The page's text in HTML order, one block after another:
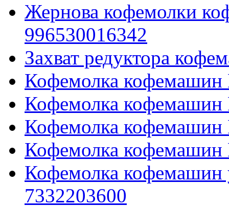
Жернова кофемолки
996530016342
Захват редуктора
Кофемолка кофемашин
Кофемолка кофемашин
Кофемолка кофемашин
Кофемолка кофемашин
Кофемолка кофемашин
7332203600